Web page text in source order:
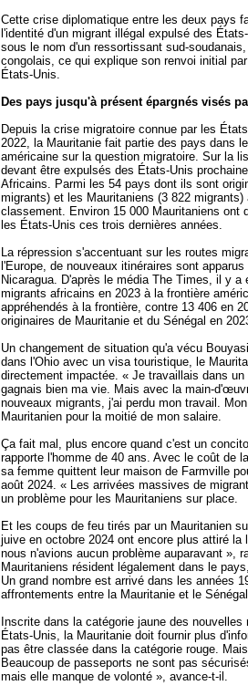
Cette crise diplomatique entre les deux pays
l'identité d'un migrant illégal expulsé des
sous le nom d'un ressortissant sud-
congolais, ce qui explique son renvoi initial
États-Unis.
Des pays jusqu'à présent épargnés visés
Depuis la crise migratoire connue par les
2022, la Mauritanie fait partie des pays dans
américaine sur la question migratoire. Sur la
devant être expulsés des États-Unis
Africains. Parmi les 54 pays dont ils sont
migrants) et les Mauritaniens (3 822 migrants)
classement. Environ 15 000 Mauritaniens ont
les États-Unis ces trois dernières années.
La répression s'accentuant sur les routes
l'Europe, de nouveaux itinéraires sont
Nicaragua. D'après le média The Times, il y a
migrants africains en 2023 à la frontière
appréhendés à la frontière, contre 13 406 en
originaires de Mauritanie et du Sénégal en
Un changement de situation qu'a vécu
dans l'Ohio avec un visa touristique, le
directement impactée. « Je travaillais dans
gagnais bien ma vie. Mais avec la main-
nouveaux migrants, j'ai perdu mon travail.
Mauritanien pour la moitié de mon salaire.
Ça fait mal, plus encore quand c'est un
rapporte l'homme de 40 ans. Avec le coût de
sa femme quittent leur maison de Farmville
août 2024. « Les arrivées massives de
un problème pour les Mauritaniens sur place.
Et les coups de feu tirés par un Mauritanien
juive en octobre 2024 ont encore plus attiré la
nous n'avions aucun problème auparavant »,
Mauritaniens résident légalement dans le
Un grand nombre est arrivé dans les années
affrontements entre la Mauritanie et le
Inscrite dans la catégorie jaune des
États-Unis, la Mauritanie doit fournir plus
pas être classée dans la catégorie rouge.
Beaucoup de passeports ne sont pas
mais elle manque de volonté », avance-t-il.